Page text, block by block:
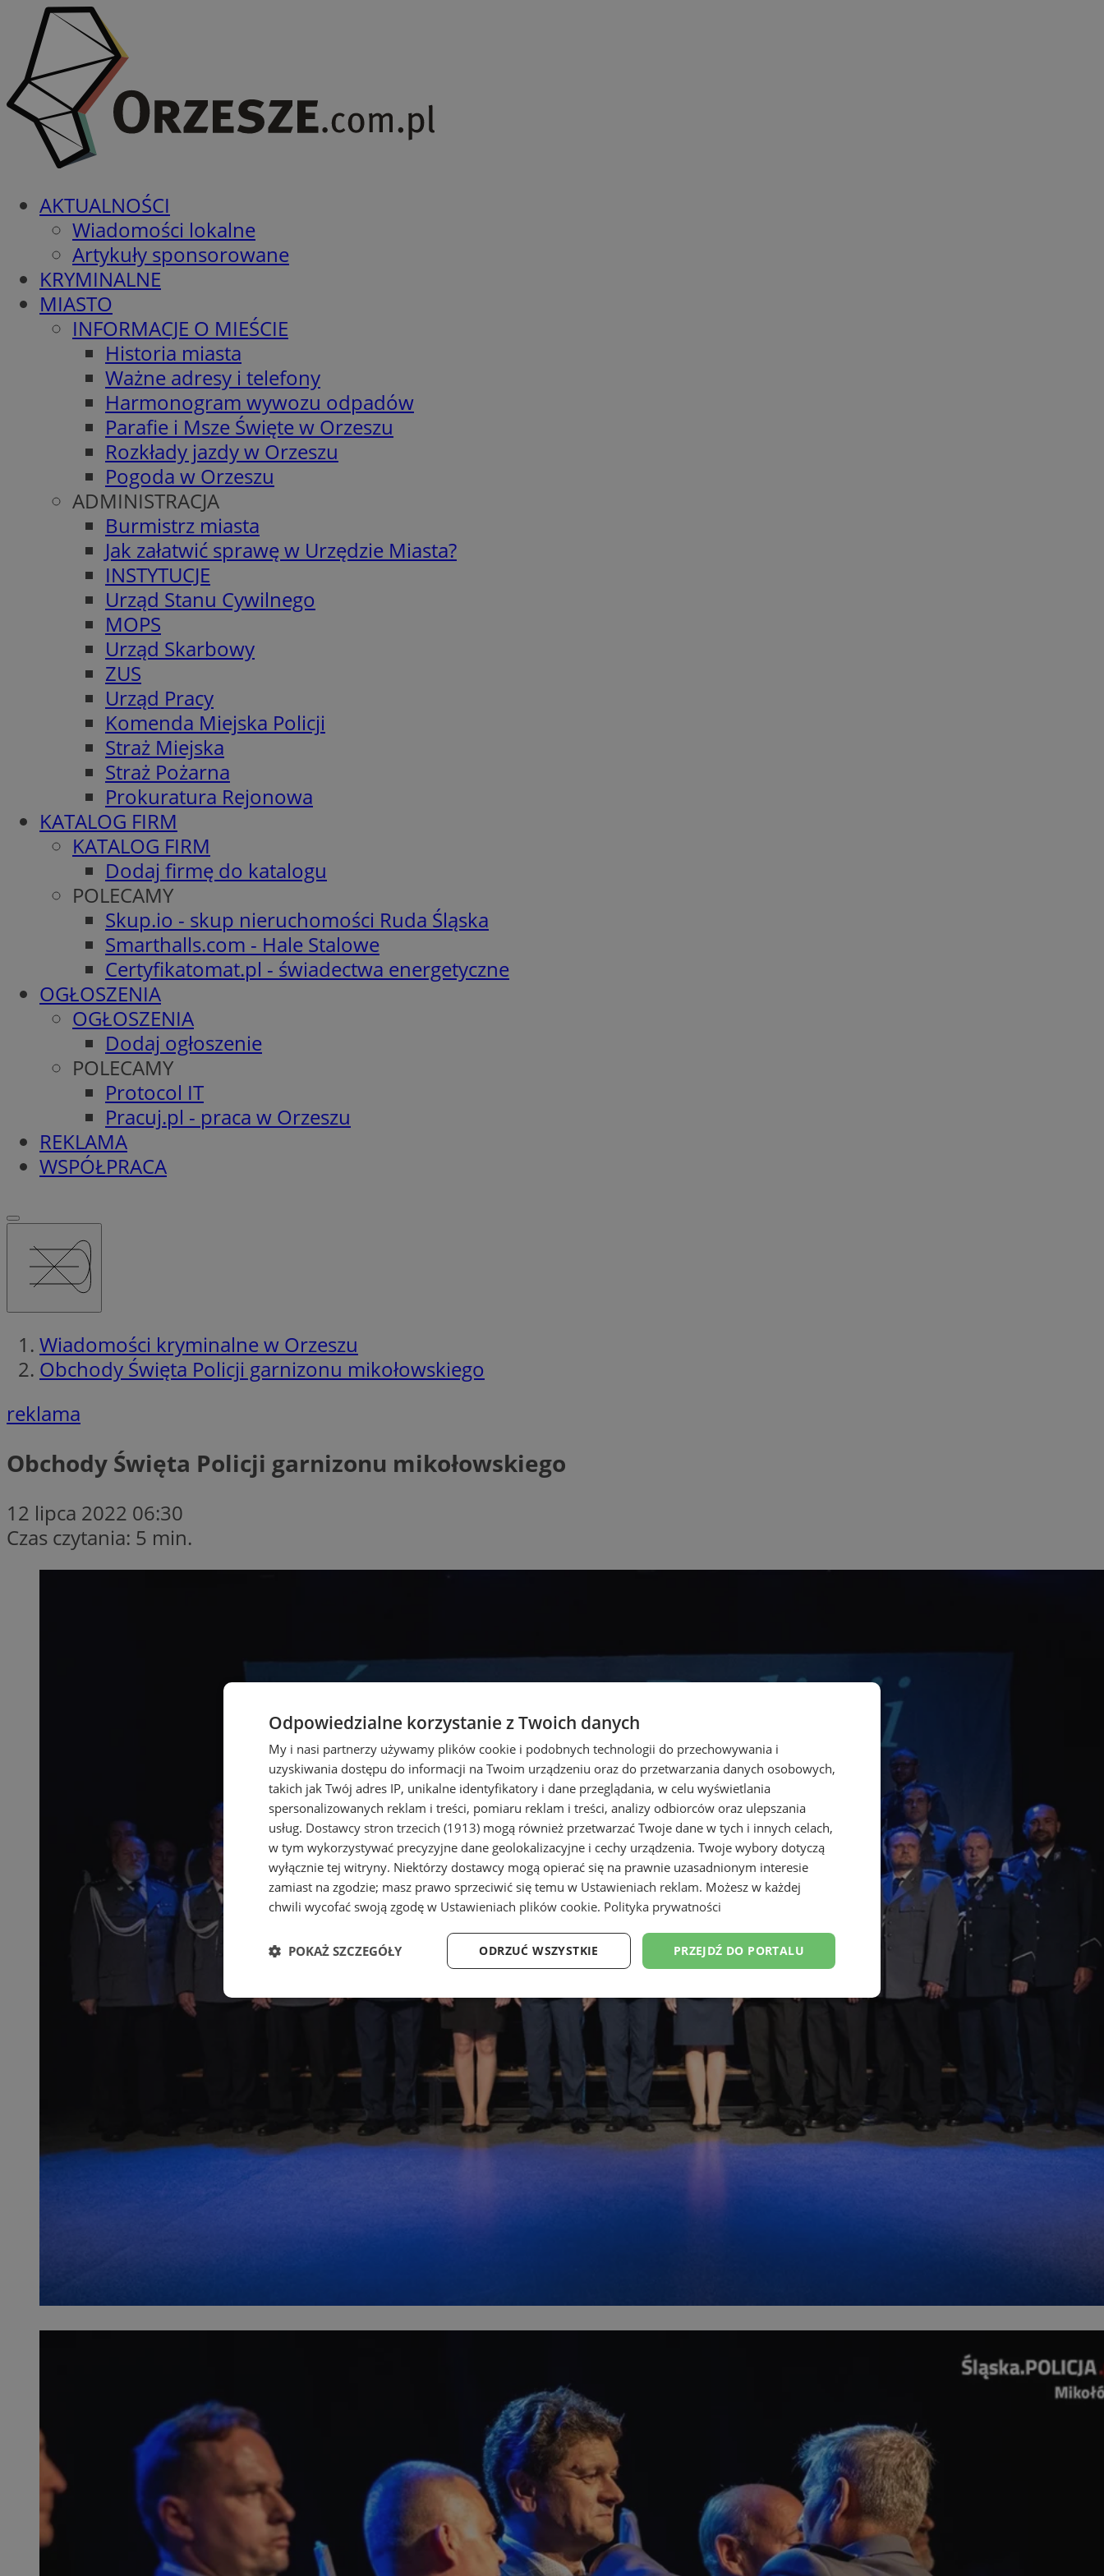
AKTUALNOŚCI
Wiadomości lokalne
Artykuły sponsorowane
KRYMINALNE
MIASTO
INFORMACJE O MIEŚCIE
Historia miasta
Ważne adresy i telefony
Harmonogram wywozu odpadów
Parafie i Msze Święte w Orzeszu
Rozkłady jazdy w Orzeszu
Pogoda w Orzeszu
ADMINISTRACJA
Burmistrz miasta
Jak załatwić sprawę w Urzędzie Miasta?
INSTYTUCJE
Urząd Stanu Cywilnego
MOPS
Urząd Skarbowy
ZUS
Urząd Pracy
Komenda Miejska Policji
Straż Miejska
Straż Pożarna
Prokuratura Rejonowa
KATALOG FIRM
KATALOG FIRM
Dodaj firmę do katalogu
POLECAMY
Skup.io - skup nieruchomości Ruda Śląska
Smarthalls.com - Hale Stalowe
Certyfikatomat.pl - świadectwa energetyczne
OGŁOSZENIA
OGŁOSZENIA
Dodaj ogłoszenie
POLECAMY
Protocol IT
Pracuj.pl - praca w Orzeszu
REKLAMA
WSPÓŁPRACA
Wiadomości kryminalne w Orzeszu
Obchody Święta Policji garnizonu mikołowskiego
reklama
Obchody Święta Policji garnizonu mikołowskiego
12 lipca 2022 06:30
Czas czytania: 5 min.
Odpowiedzialne korzystanie z Twoich danych
My i nasi partnerzy używamy plików cookie i podobnych technologii do przechowywania i
uzyskiwania dostępu do informacji na Twoim urządzeniu oraz do przetwarzania danych osobowych,
takich jak Twój adres IP, unikalne identyfikatory i dane przeglądania, w celu wyświetlania
spersonalizowanych reklam i treści, pomiaru reklam i treści, analizy odbiorców oraz ulepszania
usług. Dostawcy stron trzecich (1913) mogą również przetwarzać Twoje dane w tych i innych celach,
w tym wykorzystywać precyzyjne dane geolokalizacyjne i cechy urządzenia. Twoje wybory dotyczą
wyłącznie tej witryny. Niektórzy dostawcy mogą opierać się na prawnie uzasadnionym interesie
zamiast na zgodzie; masz prawo sprzeciwić się temu w Ustawieniach reklam. Możesz w każdej
chwili wycofać swoją zgodę w Ustawieniach plików cookie. Polityka prywatności
PRZEJDŹ DO PORTALU
ODRZUĆ WSZYSTKIE
POKAŻ SZCZEGÓŁY
Niezbędne Wydajność Targetowanie Funkcjonalność Niesklasyfikowane
Niezbędne Wydajność Targetowanie Funkcjonalność Niesklasyfikowane
Niezbędne pliki cookie umożliwiają korzystanie z podstawowych funkcji strony internetowej, takich jak logowanie użytkownika i
zarządzanie kontem. Bez niezbędnych plików cookie nie można prawidłowo korzystać ze strony internetowej.
.youtube.com
tygodnie
użytkownika oraz jego preferencjach dotyczących
wybory dotyczące polityki prywatności i ustawień
29 minut 59
sekund
Ten plik cookie służy do rozróżniania ludzi i botów. Jest
to korzystne dla strony internetowej, ponieważ
umożliwia tworzenie ważnych raportów na temat
korzystania z jej witryny internetowej.
CookieScript
orzesze.com.pl
4 tygodnie 2 dni
Ten plik cookie jest używany przez usługę Cookie-
Script.com do zapamiętywania preferencji dotyczących
zgody użytkownika na pliki cookie. Jest to konieczne,
aby baner cookie Cookie-Script.com działał poprawnie.
__cf_bm
Inc.
.twitter.com
29 minut 55
sekund
Ten plik cookie służy do rozróżniania ludzi i botów. Jest
to korzystne dla strony internetowej, ponieważ
umożliwia tworzenie ważnych raportów na temat
korzystania z jej witryny internetowej.
Google Privacy Policy